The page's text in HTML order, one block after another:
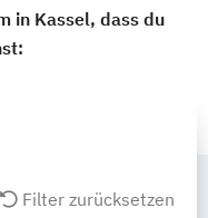
in Kassel, dass du
Filter zurücksetzen